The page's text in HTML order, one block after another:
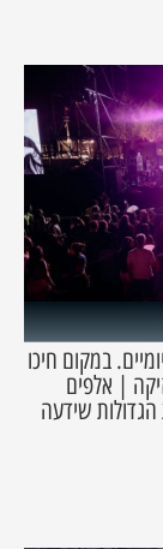
במקום חיכו
| אלפים
שידעה